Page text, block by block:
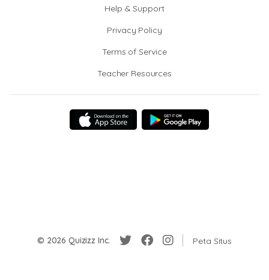
Help & Support
Privacy Policy
Terms of Service
Teacher Resources
© 2026 Quizizz Inc. Peta Situs